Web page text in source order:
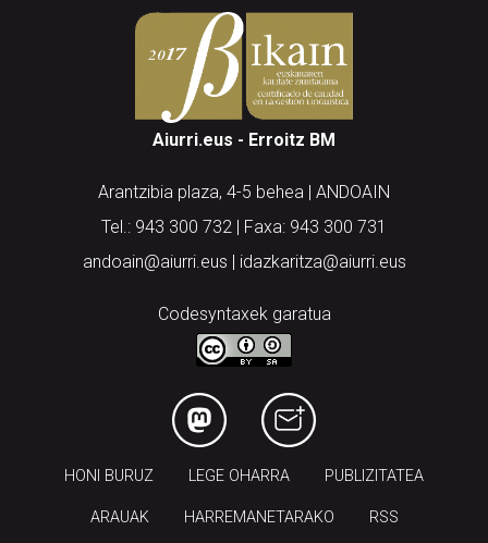
Aiurri.eus - Erroitz BM
Arantzibia plaza, 4-5 behea | ANDOAIN
Tel.: 943 300 732 | Faxa: 943 300 731
andoain@aiurri.eus | idazkaritza@aiurri.eus
Codesyntaxek garatua
HONI BURUZ LEGE OHARRA PUBLIZITATEA
ARAUAK HARREMANETARAKO RSS